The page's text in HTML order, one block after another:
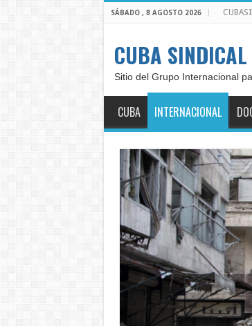
SÁBADO , 8 AGOSTO 2026
CUBA SINDICAL
Sitio del Grupo Internacional
CUBA INTERNACIONAL